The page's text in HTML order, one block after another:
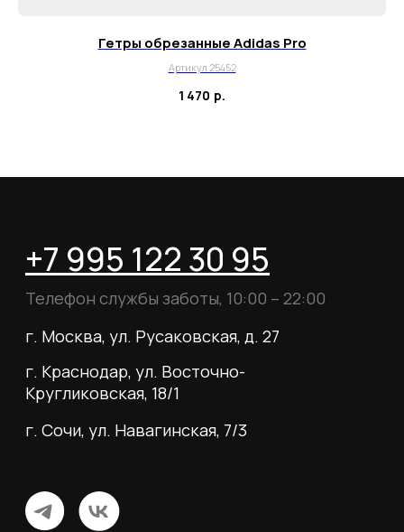
Гетры обрезанные Adidas Pro
Артикул 25452
1 470 р.
Политика конфиденциальности
Пользовательское соглашение
Согласие на обработку данных
© 2026 MY BOOTS.
исключительно информационный характер и не
является публичной офертой, определяемой
ИП Пиотровский Даниил Олегович